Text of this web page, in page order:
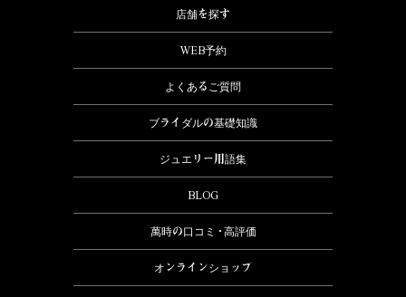
店舗を探す
WEB予約
よくあるご質問
ブライダルの基礎知識
ジュエリー用語集
BLOG
萬時の口コミ・高評価
オンラインショップ